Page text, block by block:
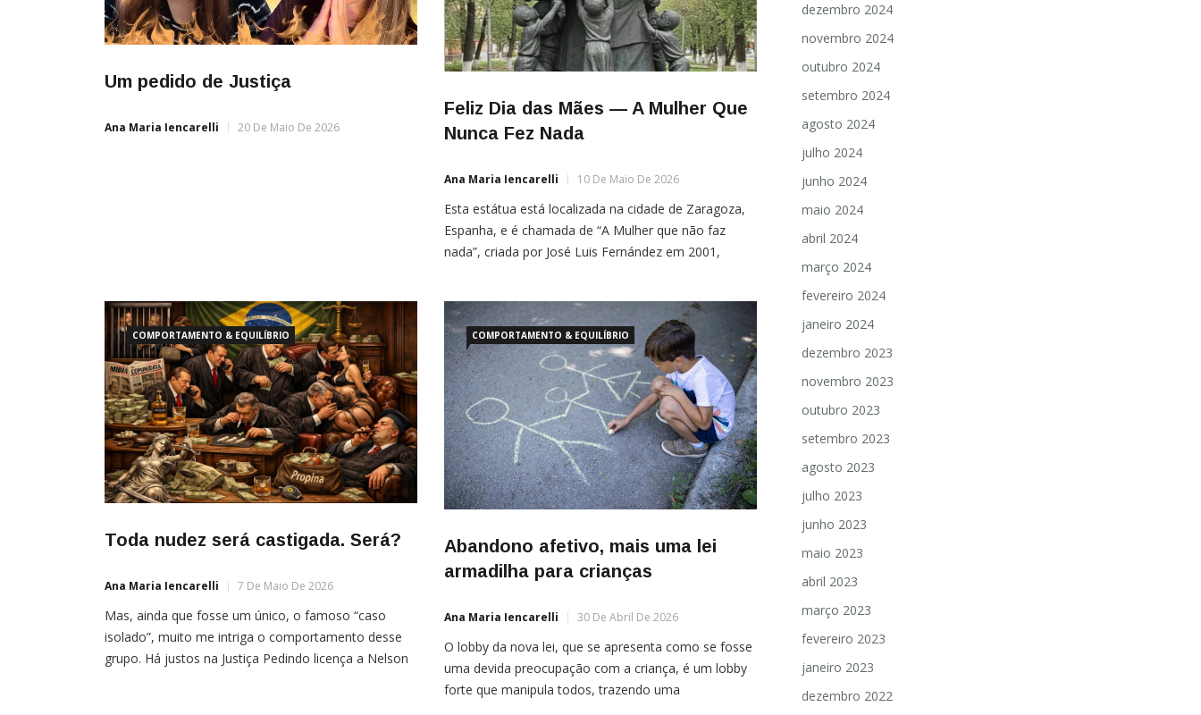
Um pedido de Justiça
Ana Maria Iencarelli 20 De Maio De 2026
Feliz Dia das Mães — A Mulher Que
Nunca Fez Nada
Ana Maria Iencarelli 10 De Maio De 2026
Esta estátua está localizada na cidade de Zaragoza,
Espanha, e é chamada de “A Mulher que não faz
nada”, criada por José Luis Fernández em 2001,
revelar o quanto o mundo ainda não aprendeu a
enxergar o essencial. Porque o […]
COMPORTAMENTO & EQUILÍBRIO
Toda nudez será castigada. Será?
Ana Maria Iencarelli 7 De Maio De 2026
Mas, ainda que fosse um único, o famoso “caso
isolado”, muito me intriga o comportamento desse
grupo. Há justos na Justiça Pedindo licença a Nelson
COMPORTAMENTO & EQUILÍBRIO
Abandono afetivo, mais uma lei
armadilha para crianças
Ana Maria Iencarelli 30 De Abril De 2026
O lobby da nova lei, que se apresenta como se fosse
uma devida preocupação com a criança, é um lobby
forte que manipula todos, trazendo uma
dezembro 2024
novembro 2024
outubro 2024
setembro 2024
agosto 2024
julho 2024
junho 2024
maio 2024
abril 2024
março 2024
fevereiro 2024
janeiro 2024
dezembro 2023
novembro 2023
outubro 2023
setembro 2023
agosto 2023
julho 2023
junho 2023
maio 2023
abril 2023
março 2023
fevereiro 2023
janeiro 2023
dezembro 2022